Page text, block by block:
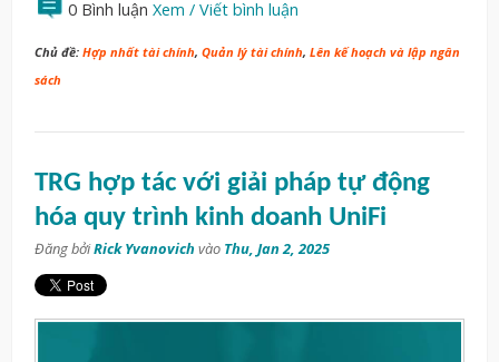
0 Bình luận Xem / Viết bình luận
Chủ đề: Hợp nhất tài chính, Quản lý tài chính, Lên kế hoạch và lập ngân
sách
TRG hợp tác với giải pháp tự động
hóa quy trình kinh doanh UniFi
Đăng bởiRick Yvanovich vào Thu, Jan 2, 2025